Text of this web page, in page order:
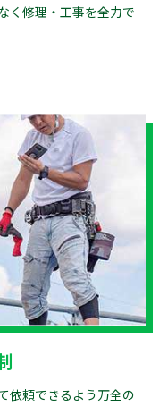
く修理・工事を全力で
依頼できるよう万全の